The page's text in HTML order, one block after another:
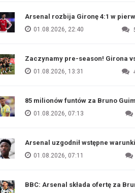
Arsenal rozbija Gironę 4:1 w
01.08.2026, 22:40
Zaczynamy pre-season! Girona
01.08.2026, 13:31
85 milionów funtów za Bruno
01.08.2026, 07:13
Arsenal uzgodnił wstępne
01.08.2026, 07:11
BBC: Arsenal składa ofertę za